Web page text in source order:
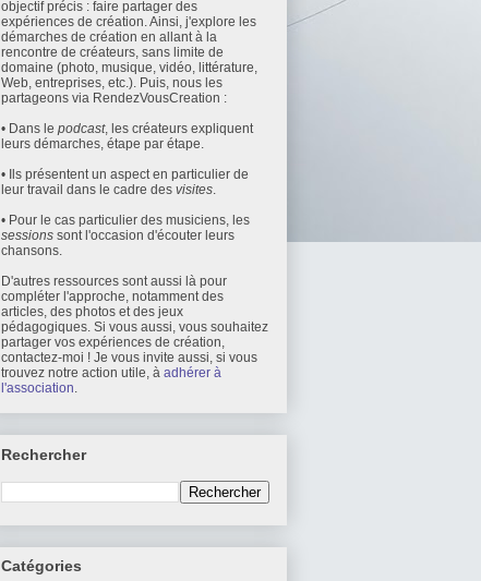
objectif précis : faire partager des
expériences de création. Ainsi, j'explore les
démarches de création en allant à la
rencontre de créateurs, sans limite de
domaine (photo, musique, vidéo, littérature,
Web, entreprises, etc.). Puis, nous les
partageons via RendezVousCreation :
• Dans le podcast, les créateurs expliquent
leurs démarches, étape par étape.
• Ils présentent un aspect en particulier de
leur travail dans le cadre des visites.
• Pour le cas particulier des musiciens, les
sessions sont l'occasion d'écouter leurs
chansons.
D'autres ressources sont aussi là pour
compléter l'approche, notamment des
articles, des photos et des jeux
pédagogiques. Si vous aussi, vous souhaitez
partager vos expériences de création,
contactez-moi ! Je vous invite aussi, si vous
trouvez notre action utile, à adhérer à
l'association.
Rechercher
Catégories